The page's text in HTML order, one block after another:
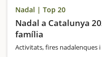
Nadal | Top 20
Nadal a Catalunya
família
Activitats, fires nadalenques